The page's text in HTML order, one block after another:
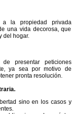
a la propiedad privada
una vida decorosa, que
del hogar.
presentar peticiones
ya sea por motivo de
pronta resolución.
sino en los casos y